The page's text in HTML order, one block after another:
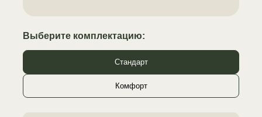
Выберите комплектацию:
Стандарт
Комфорт